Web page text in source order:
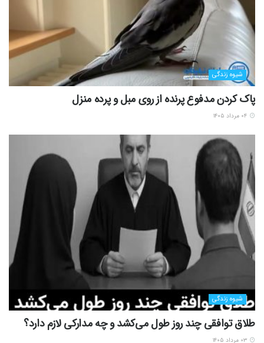
شیوه زندگی
پاک کردن مدفوع پرنده از روی مبل و پرده منزل
شیوه زندگی
طلاق توافقی چند روز طول می‌کشد و چه مدارکی لازم دارد؟